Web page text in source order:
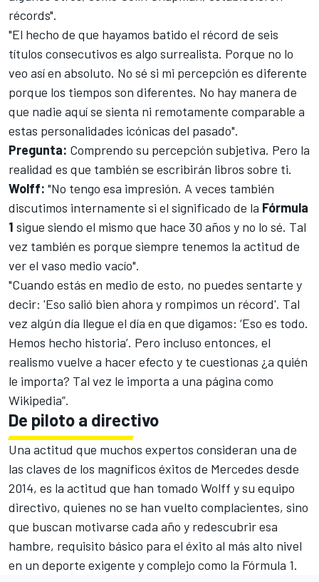
récords".
"El hecho de que hayamos batido el récord de seis
títulos consecutivos es algo surrealista. Porque no lo
veo así en absoluto. No sé si mi percepción es diferente
porque los tiempos son diferentes. No hay manera de
que nadie aquí se sienta ni remotamente comparable a
estas personalidades icónicas del pasado".
Pregunta: Comprendo su percepción subjetiva. Pero la
realidad es que también se escribirán libros sobre ti.
Wolff: "No tengo esa impresión. A veces también
discutimos internamente si el significado de la Fórmula
1 sigue siendo el mismo que hace 30 años y no lo sé. Tal
vez también es porque siempre tenemos la actitud de
ver el vaso medio vacío".
"Cuando estás en medio de esto, no puedes sentarte y
decir: 'Eso salió bien ahora y rompimos un récord'. Tal
vez algún día llegue el día en que digamos: ‘Eso es todo.
Hemos hecho historia’. Pero incluso entonces, el
realismo vuelve a hacer efecto y te cuestionas ¿a quién
le importa? Tal vez le importa a una página como
Wikipedia”.
De piloto a directivo
Una actitud que muchos expertos consideran una de
las claves de los magníficos éxitos de Mercedes desde
2014, es la actitud que han tomado Wolff y su equipo
directivo, quienes no se han vuelto complacientes, sino
que buscan motivarse cada año y redescubrir esa
hambre, requisito básico para el éxito al más alto nivel
en un deporte exigente y complejo como la Fórmula 1.